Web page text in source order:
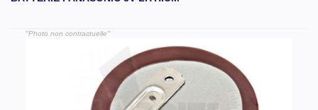
"Photo non contractuelle"